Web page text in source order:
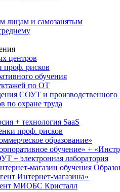
лицам и самозанятым
центров
проф. рисков
обучения
по ОТ
СОУТ и производственного
по охране труда
+ технология SaaS
проф. рисков
образование»
обучение» +
+ электронная лаборатория
магазин обучения
Интернет-магазина»
МИОБС Кристалл